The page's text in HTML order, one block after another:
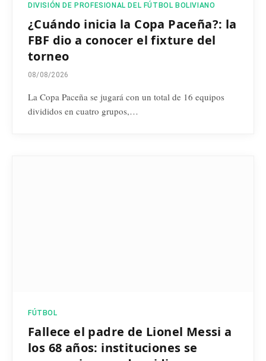
DIVISIÓN DE PROFESIONAL DEL FÚTBOL BOLIVIANO
¿Cuándo inicia la Copa Paceña?: la
FBF dio a conocer el fixture del
torneo
08/08/2026
La Copa Paceña se jugará con un total de 16 equipos
divididos en cuatro grupos,…
FÚTBOL
Fallece el padre de Lionel Messi a
los 68 años: instituciones se